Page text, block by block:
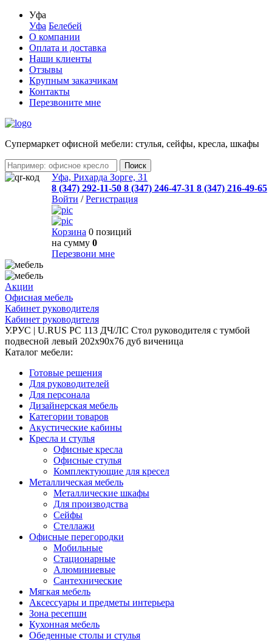
Уфа
Уфа Белебей
О компании
Оплата и доставка
Наши клиенты
Отзывы
Крупным заказчикам
Контакты
Перезвоните мне
Cупермаркет офисной мебели: стулья, сейфы, кресла, шкафы
Уфа, Рихарда Зорге, 31
8 (347) 292-11-50 8 (347) 246-47-31 8 (347) 216-49-65
Войти /Регистрация
Корзина 0 позиций
на сумму 0
Перезвони мне
Акции
Офисная мебель
Кабинет руководителя
Кабинет руководителя
У.РУС | U.RUS PC 113 ДЧ/ЛС Стол руководителя с тумбой
подвесной левый 202х90х76 дуб виченица
Каталог мебели:
Готовые решения
Для руководителей
Для персонала
Дизайнерская мебель
Категории товаров
Акустические кабины
Кресла и стулья
Офисные кресла
Офисные стулья
Комплектующие для кресел
Металлическая мебель
Металлические шкафы
Для производства
Сейфы
Стеллажи
Офисные перегородки
Мобильные
Стационарные
Алюминиевые
Сантехнические
Мягкая мебель
Аксессуары и предметы интерьера
Зона ресепшн
Кухонная мебель
Обеденные столы и стулья